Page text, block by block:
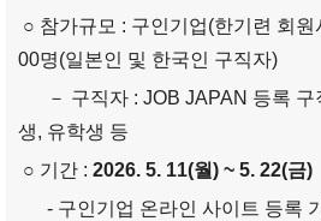
貿易
協会
東京
支部
ウェ
ブアク
セシ
お問い
合わせ
ー/
○ 참가규모 : 구인기업(한기련 회원
00명(일본인 및 한국인 구직자)
－ 구직자 : JOB JAPAN 등록 구
생, 유학생 등
○ 기간 : 2026. 5. 11(월) ~ 5. 22(금)
- 구인기업 온라인 사이트 등록